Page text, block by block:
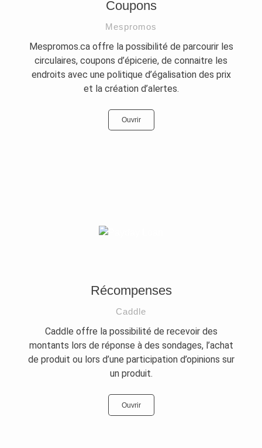
Coupons
Mespromos
Mespromos.ca offre la possibilité de parcourir les
circulaires, coupons d’épicerie, de connaitre les
endroits avec une politique d’égalisation des prix
et la création d’alertes.
Ouvrir
Récompenses
Caddle
Caddle offre la possibilité de recevoir des
montants lors de réponse à des sondages, l’achat
de produit ou lors d’une participation d’opinions sur
un produit.
Ouvrir